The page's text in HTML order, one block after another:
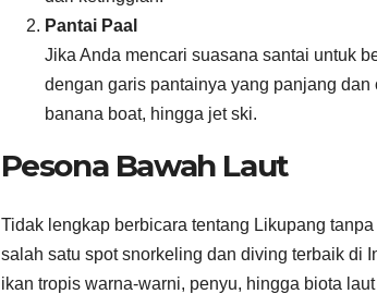
Pantai Paal
Jika Anda mencari suasana santai untuk
dengan garis pantainya yang panjang
banana boat, hingga jet ski.
Pesona Bawah Laut
Tidak lengkap berbicara tentang Likupang
salah satu spot snorkeling dan diving terbaik di
ikan tropis warna-warni, penyu, hingga biota